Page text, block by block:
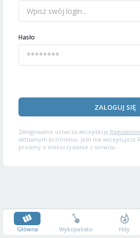
Hasło
ZALOGUJ SIĘ
Zalogowanie oznacza akceptację
aktualnym brzmieniu. Jeśli nie akceptujesz
prosimy o niekorzystanie z serwisu.
Główna Wykopalisko Hity